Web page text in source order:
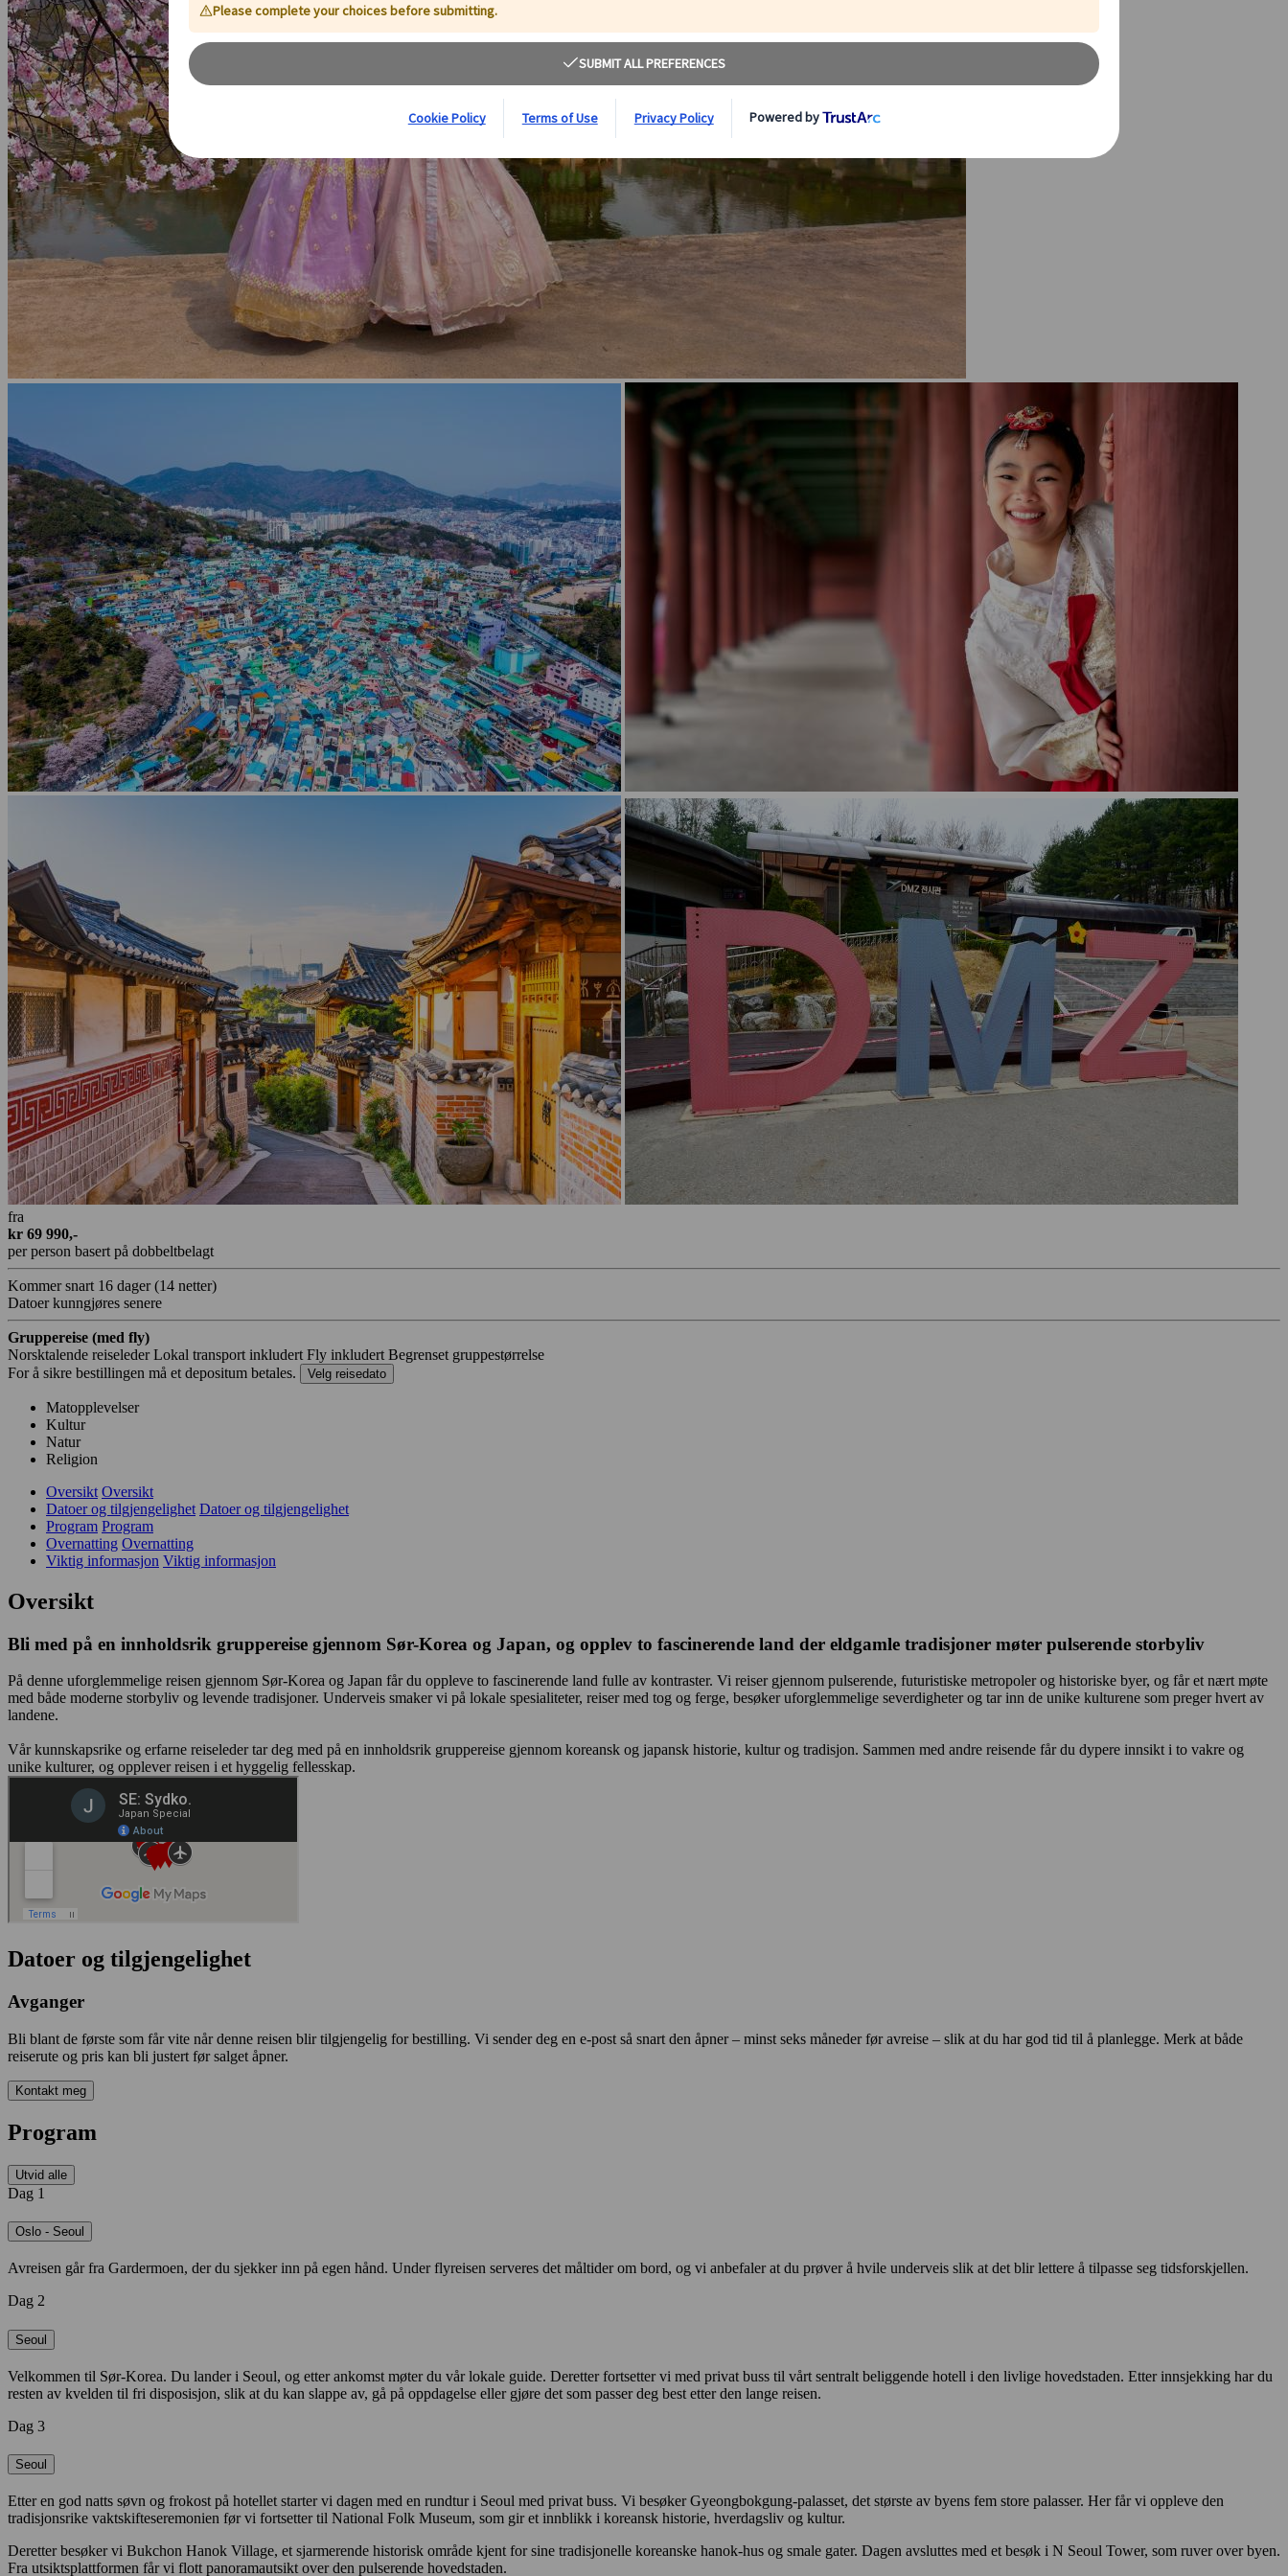
fra
kr 69 990,-
per person basert på dobbeltbelagt
Kommer snart 16 dager (14 netter)
Datoer kunngjøres senere
Gruppereise (med fly)
Norsktalende reiseleder Lokal transport inkludert Fly inkludert Begrenset gruppestørrelse
For å sikre bestillingen må et depositum betales.
Velg reisedato
Matopplevelser
Kultur
Natur
Religion
Oversikt Oversikt
Datoer og tilgjengelighet Datoer og tilgjengelighet
Program Program
Overnatting Overnatting
Viktig informasjon Viktig informasjon
Oversikt
Bli med på en innholdsrik gruppereise gjennom Sør-Korea og Japan, og opplev to fascinerende land der eldgamle tradisjoner møter pulserende storbyliv
På denne uforglemmelige reisen gjennom Sør-Korea og Japan får du oppleve to fascinerende land fulle av kontraster. Vi reiser gjennom pulserende, futuristiske metropoler og historiske byer, og får et nært møte
med både moderne storbyliv og levende tradisjoner. Underveis smaker vi på lokale spesialiteter, reiser med tog og ferge, besøker uforglemmelige severdigheter og tar inn de unike kulturene som preger hvert av
landene.
Vår kunnskapsrike og erfarne reiseleder tar deg med på en innholdsrik gruppereise gjennom koreansk og japansk historie, kultur og tradisjon. Sammen med andre reisende får du dypere innsikt i to vakre og
unike kulturer, og opplever reisen i et hyggelig fellesskap.
Datoer og tilgjengelighet
Avganger
Bli blant de første som får vite når denne reisen blir tilgjengelig for bestilling. Vi sender deg en e-post så snart den åpner – minst seks måneder før avreise – slik at du har god tid til å planlegge. Merk at både
reiserute og pris kan bli justert før salget åpner.
Kontakt meg
Program
Utvid alle
Dag 1
Oslo - Seoul
Avreisen går fra Gardermoen, der du sjekker inn på egen hånd. Under flyreisen serveres det måltider om bord, og vi anbefaler at du prøver å hvile underveis slik at det blir lettere å tilpasse seg tidsforskjellen.
Dag 2
Seoul
Velkommen til Sør-Korea. Du lander i Seoul, og etter ankomst møter du vår lokale guide. Deretter fortsetter vi med privat buss til vårt sentralt beliggende hotell i den livlige hovedstaden. Etter innsjekking har du
resten av kvelden til fri disposisjon, slik at du kan slappe av, gå på oppdagelse eller gjøre det som passer deg best etter den lange reisen.
Dag 3
Seoul
Etter en god natts søvn og frokost på hotellet starter vi dagen med en rundtur i Seoul med privat buss. Vi besøker Gyeongbokgung-palasset, det største av byens fem store palasser. Her får vi oppleve den
tradisjonsrike vaktskifteseremonien før vi fortsetter til National Folk Museum, som gir et innblikk i koreansk historie, hverdagsliv og kultur.
Deretter besøker vi Bukchon Hanok Village, et sjarmerende historisk område kjent for sine tradisjonelle koreanske hanok-hus og smale gater. Dagen avsluttes med et besøk i N Seoul Tower, som ruver over byen.
Fra utsiktsplattformen får vi flott panoramautsikt over den pulserende hovedstaden.